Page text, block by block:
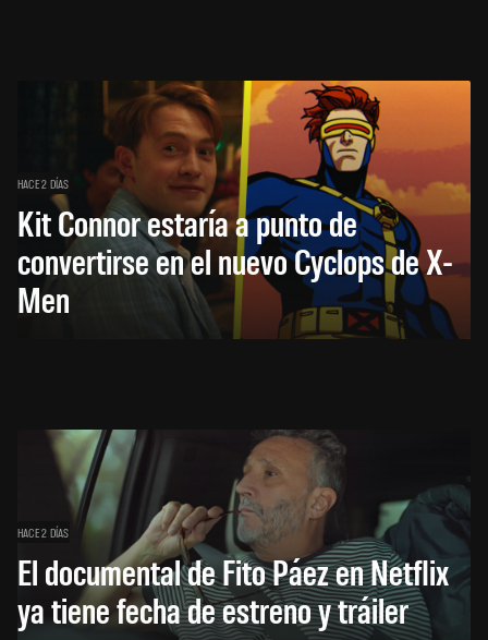
HACE 2 DÍAS
Kit Connor estaría a punto de
convertirse en el nuevo Cyclops de X-
Men
HACE 2 DÍAS
El documental de Fito Páez en Netflix
ya tiene fecha de estreno y tráiler